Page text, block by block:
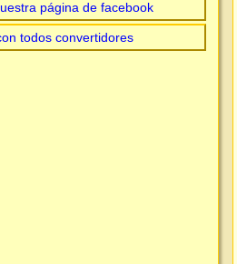
página de facebook
todos convertidores